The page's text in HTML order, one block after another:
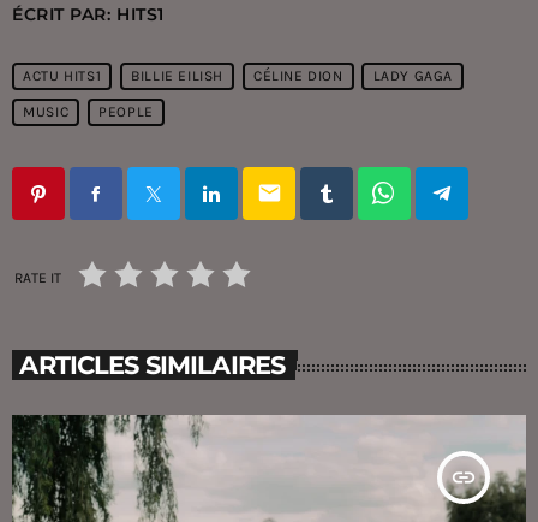
ÉCRIT PAR: HITS1
ACTU HITS1 BILLIE EILISH CÉLINE DION LADY GAGA
MUSIC PEOPLE
email
RATE IT
ARTICLES SIMILAIRES
insert_link